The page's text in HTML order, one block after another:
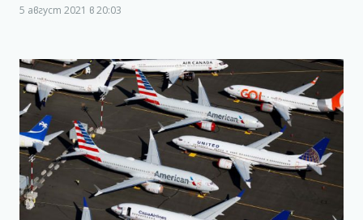
5 август 2021 в 20:03